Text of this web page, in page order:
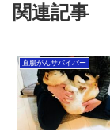
関連記事
直腸がんサバイバー